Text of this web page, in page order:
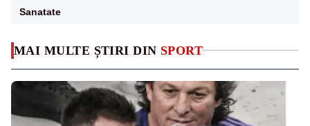
MAI MULTE ȘTIRI DIN SPORT
Sanatate